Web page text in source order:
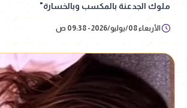
ملوك الجدعنة بالمكسب وبالخسارة"
الأربعاء 08/يوليو/2026 - 09:38 ص